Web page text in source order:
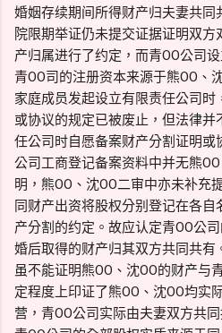
婚姻存续期间所得财产归夫妻共同
院限期举证仍未提交证据证明双
产归属进行了约定，而青OO公司
青OO司的注册资本来源于熊OO、
家庭成员发起设立有限责任公司时
或协议的规定已被废止，但法律
任公司时自愿备案财产分割证明或
公司工商登记备案资料中并无熊
明，熊OO、沈OO二审中亦未补充
同财产出资将股权分别登记在各
产分割的约定。故应认定青OO公
婚后取得的财产归其双方共同共
虽不能证明熊OO、沈OO的财产与
定程度上印证了熊OO、沈OO均实
营，青OO公司实际由夫妻双方共